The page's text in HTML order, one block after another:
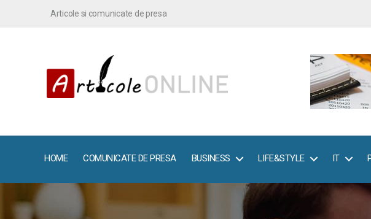
Articole si comunicate de presa
HOME COMUNICATE DE PRESA BUSINESS LIFE&STYLE IT